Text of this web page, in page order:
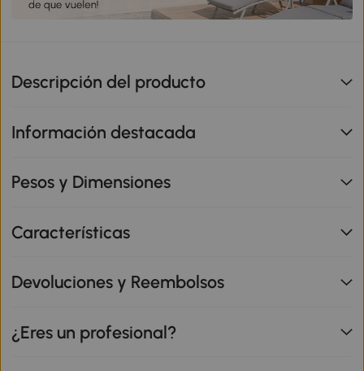
Descripción del producto
Información destacada
Pesos y Dimensiones
Características
Devoluciones y Reembolsos
¿Eres un profesional?